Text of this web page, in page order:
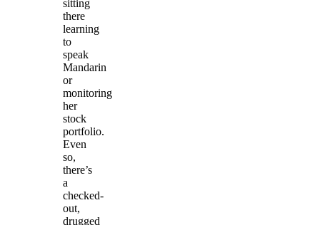
sitting
there
learning
to
speak
Mandarin
or
monitoring
her
stock
portfolio.
Even
so,
there’s
a
checked-
out,
drugged